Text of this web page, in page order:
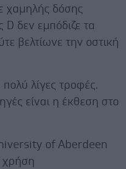
χαμηλής δόσης
δεν εμπόδιζε τα
βελτίωνε την οστική
πολύ λίγες τροφές.
είναι η έκθεση στο
of Aberdeen
χρήση